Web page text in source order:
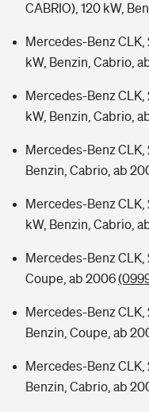
CABRIO), 120 kW,
Mercedes-Benz CLK,
kW, Benzin, Cabrio,
Mercedes-Benz CLK,
kW, Benzin, Cabrio,
Mercedes-Benz CLK,
Benzin, Cabrio, ab
Mercedes-Benz CLK,
kW, Benzin, Cabrio,
Mercedes-Benz CLK,
Coupe, ab 2006
Mercedes-Benz CLK,
Benzin, Coupe, ab
Mercedes-Benz CLK,
Benzin, Cabrio, ab